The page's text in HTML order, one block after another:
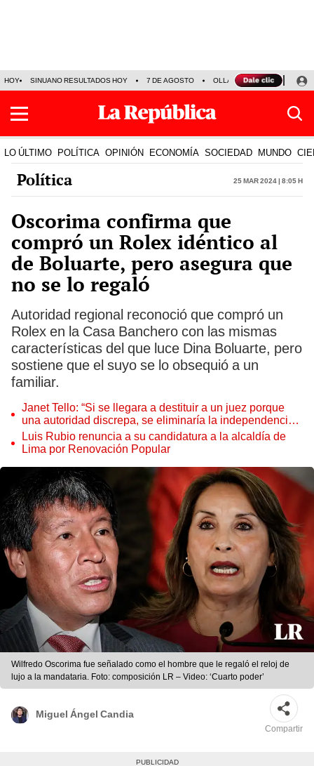
HOY SINUANO RESULTADOS HOY 7 DE AGOSTO OLLANTA HUMALA
LO ÚLTIMO POLÍTICA OPINIÓN ECONOMÍA SOCIEDAD MUNDO
Política 25 Mar 2024 | 8:05 h
Oscorima confirma que
compró un Rolex idéntico al
de Boluarte, pero asegura que
no se lo regaló
Autoridad regional reconoció que compró un
Rolex en la Casa Banchero con las mismas
características del que luce Dina Boluarte, pero
sostiene que el suyo se lo obsequió a un
familiar.
Janet Tello: “Si se llegara a destituir a un juez porque
una autoridad discrepa, se eliminaría la independencia
judicial”
Luis Rubio renuncia a su candidatura a la alcaldía de
Lima por Renovación Popular
Wilfredo Oscorima fue señalado como el hombre que le regaló el reloj de
lujo a la mandataria. Foto: composición LR – Video: ‘Cuarto poder’
Miguel Ángel Candia
Compartir